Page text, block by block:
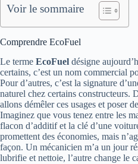
Voir le sommaire
Comprendre EcoFuel
Le terme EcoFuel désigne
certains, c’est un nom commercial
Pour d’autres, c’est la signature
naturel chez certains constructeurs.
allons démêler ces usages et poser
Imaginez que vous tenez entre les
flacon d’additif et la clé d’une
promettent des économies, mais
façon. Un mécanicien m’a un jour
lubrifie et nettoie, l’autre change le